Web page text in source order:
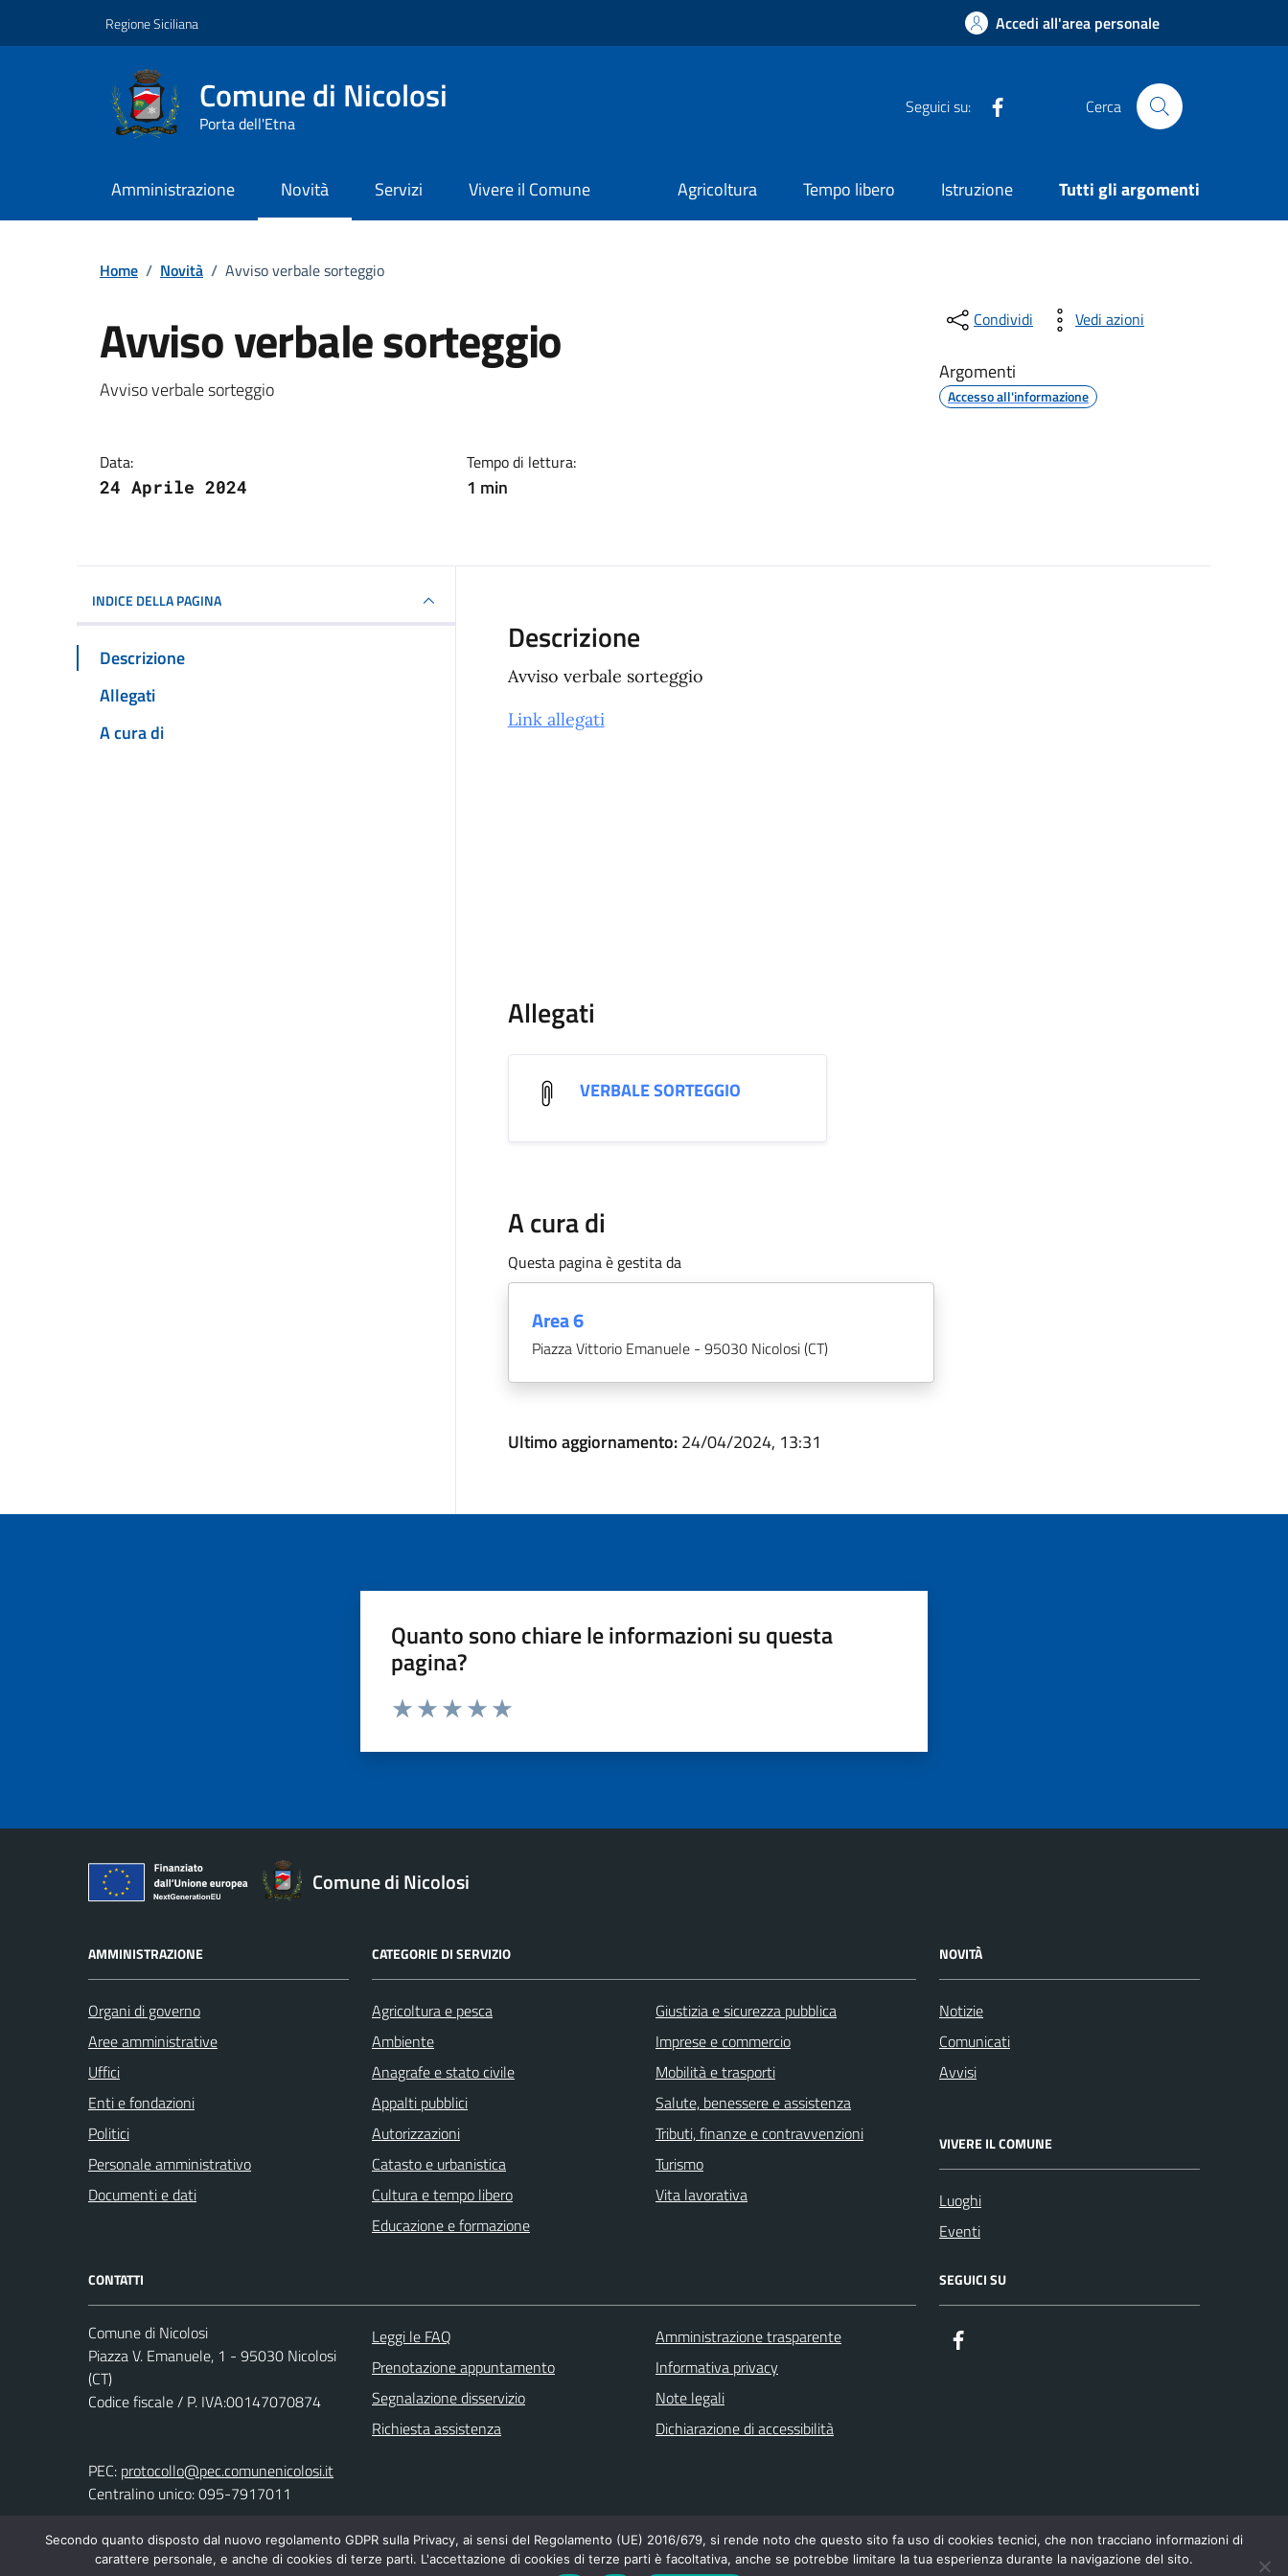
Regione Siciliana Accedi all'area personale
Comune di Nicolosi
Porta dell'Etna
Seguici su: Gruppo Consiliare Comune di Nicolosi
Cerca
Amministrazione Novità Servizi Vivere il Comune Agricoltura Tempo libero Istruzione Tutti gli argomenti
Home / Novità / Avviso verbale sorteggio
Avviso verbale sorteggio
Dettagli della notizia
Avviso verbale sorteggio
Data:
24 Aprile 2024
Tempo di lettura:
1 min
Condividi Vedi azioni
Argomenti
Accesso all'informazione
INDICE DELLA PAGINA
Descrizione
Allegati
A cura di
Descrizione
Avviso verbale sorteggio
Link allegati
Allegati
VERBALE SORTEGGIO
A cura di
Questa pagina è gestita da
Area 6
Piazza Vittorio Emanuele - 95030 Nicolosi (CT)
Ultimo aggiornamento:24/04/2024, 13:31
Quanto sono chiare le informazioni su questa
pagina?
Comune di Nicolosi
AMMINISTRAZIONE
Organi di governo
Aree amministrative
Uffici
Enti e fondazioni
Politici
Personale amministrativo
Documenti e dati
CATEGORIE DI SERVIZIO
Agricoltura e pesca
Ambiente
Anagrafe e stato civile
Appalti pubblici
Autorizzazioni
Catasto e urbanistica
Cultura e tempo libero
Educazione e formazione
Giustizia e sicurezza pubblica
Imprese e commercio
Mobilità e trasporti
Salute, benessere e assistenza
Tributi, finanze e contravvenzioni
Turismo
Vita lavorativa
NOVITÀ
Notizie
Comunicati
Avvisi
VIVERE IL COMUNE
Luoghi
Eventi
CONTATTI
Comune di Nicolosi
Piazza V. Emanuele, 1 - 95030 Nicolosi
(CT)
Codice fiscale / P. IVA:00147070874
PEC: protocollo@pec.comunenicolosi.it
Centralino unico: 095-7917011
Leggi le FAQ
Prenotazione appuntamento
Segnalazione disservizio
Richiesta assistenza
Amministrazione trasparente
Informativa privacy
Note legali
Dichiarazione di accessibilità
SEGUICI SU
Secondo quanto disposto dal nuovo regolamento GDPR sulla Privacy, ai sensi del Regolamento (UE) 2016/679, si rende noto che questo sito fa uso di cookies tecnici, che non tracciano informazioni di
carattere personale, e anche di cookies di terze parti. L'accettazione di cookies di terze parti è facoltativa, anche se potrebbe limitare la tua esperienza durante la navigazione del sito.